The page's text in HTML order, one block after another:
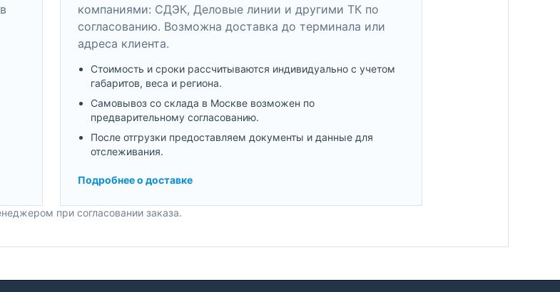
компаниями: СДЭК, Деловые линии и другими ТК по
согласованию. Возможна доставка до терминала или
адреса клиента.
Стоимость и сроки рассчитываются индивидуально с учетом
габаритов, веса и региона.
Самовывоз со склада в Москве возможен по
предварительному согласованию.
После отгрузки предоставляем документы и данные для
отслеживания.
Подробнее о доставке
при согласовании заказа.